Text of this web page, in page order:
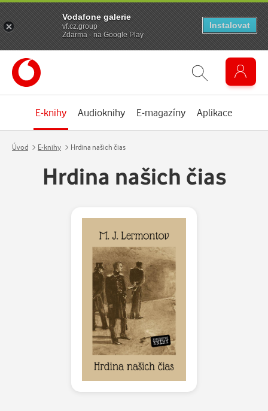
E-knihy Audioknihy E-magazíny Aplikace
Úvod E-knihy Hrdina našich čias
Hrdina našich čias
Vodafone galerie
vf.cz.group
Zdarma - na Google Play
Instalovat